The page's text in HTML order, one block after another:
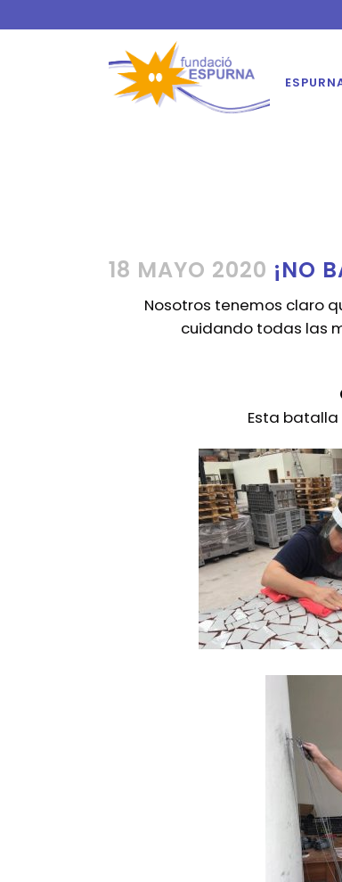
18 MAYO 2020 ¡NO
Nosotros tenemos claro
cuidando todas las
Esta batalla